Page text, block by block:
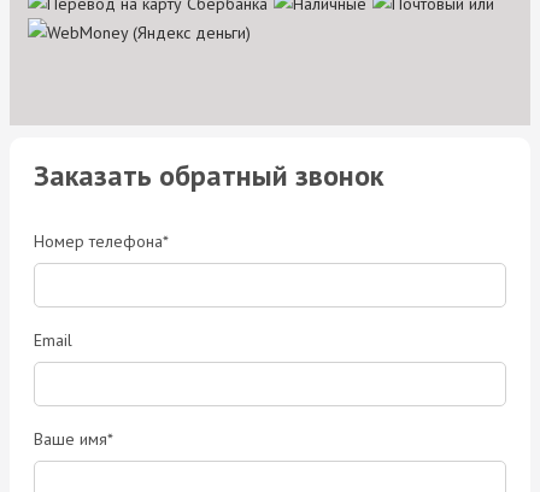
Заказать обратный звонок
Номер телефона*
Email
Ваше имя*